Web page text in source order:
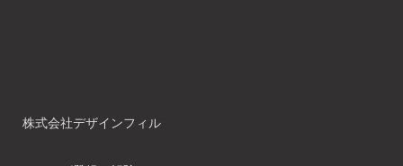
株式会社デザインフィル